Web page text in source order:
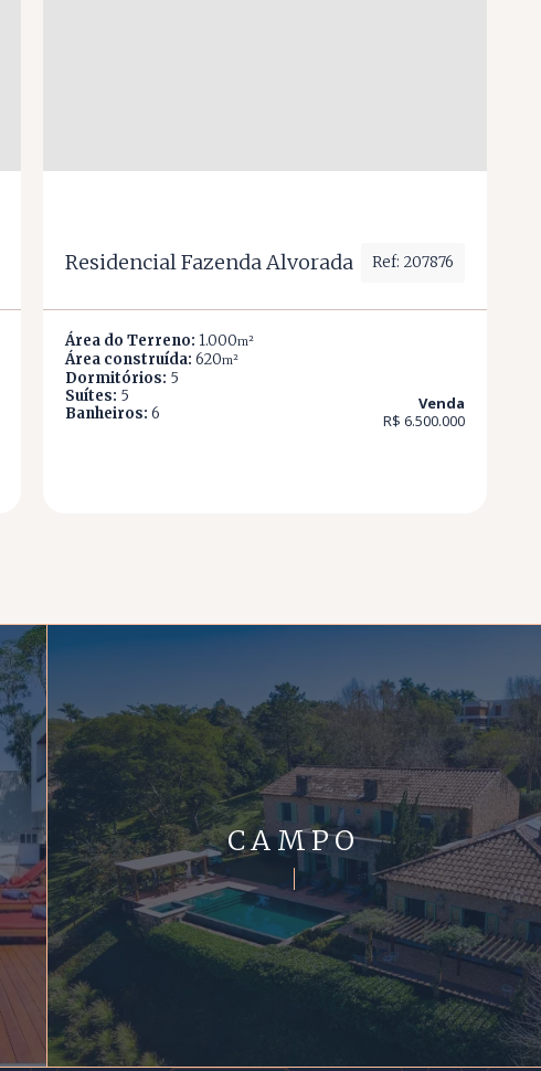
Residencial Fazenda Alvorada Ref: 207876
Área do Terreno: 1.000m²
Área construída: 620m²
Dormitórios: 5
Suítes: 5
Banheiros: 6
Venda
R$ 6.500.000
CAMPO